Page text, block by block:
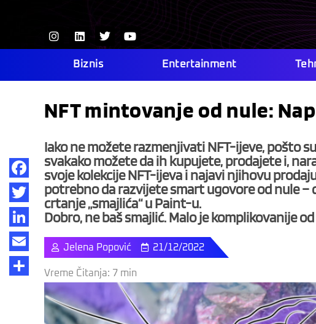
I
n
s
a
m
L
i
n
k
n
T
w
i
Y
o
u
Biznis Entertainment
NFT mintovanje od nule:
Iako ne možete razmenjivati NFT-ijeve, pošto
svakako možete da ih kupujete, prodajete i,
svoje kolekcije NFT-ijeva i najavi njihovu
potrebno da razvijete smart ugovore od nule
crtanje „smajlića“ u Paint-u.
Dobro, ne baš smajlić. Malo je komplikovanije
Jelena Popović 21/12/2022
Vreme Čitanja: 7 min
Facebook
Twitter
LinkedIn
Email